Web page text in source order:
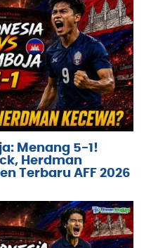
Menang 5-1!
Herdman
Terbaru AFF 2026